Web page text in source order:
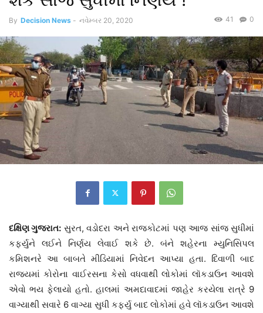
By Decision News - નવેમ્બર 20, 2020 0
41
દક્ષિણ ગુજરાત: સુરત, વડોદરા અને રાજકોટમાં પણ આજ સાંજ સુધીમાં
કર્ફ્યુને લઈને નિર્ણય લેવાઈ શકે છે. બંને શહેરના મ્યુનિસિપલ
કમિશનરે આ બાબતે મીડિયામાં નિવેદન આપ્યા હતા. દિવાળી બાદ
રાજ્યમાં કોરોના વાઈરસના કેસો વધવાથી લોકોમાં લૉકડાઉન આવશે
એવો ભય ફેલાયો હતો. હાલમાં અમદાવાદમાં જાહેર કરયેલા રાત્રે 9
વાગ્યાથી સવારે 6 વાગ્યા સુધી કર્ફ્યુ બાદ લોકોમાં હવે લૉકડાઉન આવશે